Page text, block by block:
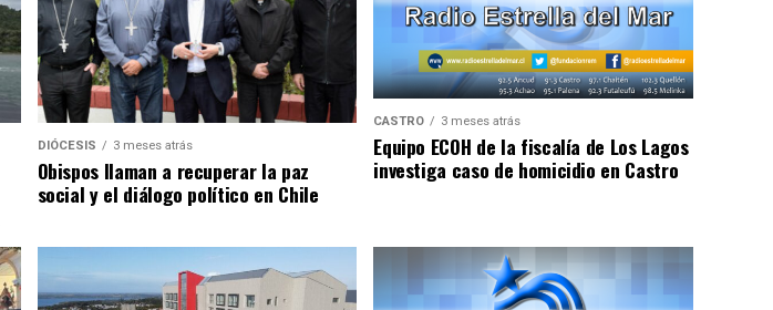
DIÓCESIS 3 meses atrás
Obispos llaman a recuperar la paz
social y el diálogo político en Chile
CASTRO 3 meses atrás
Equipo ECOH de la fiscalía de Los Lagos
investiga caso de homicidio en Castro